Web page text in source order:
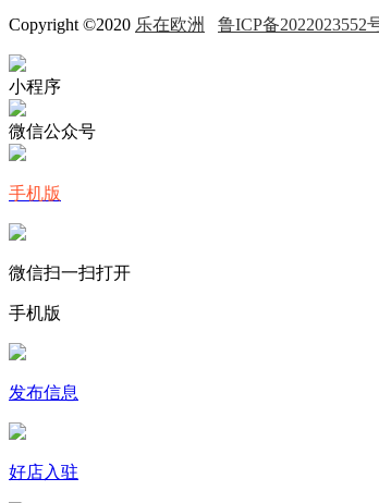
Copyright ©2020 乐在欧洲 鲁ICP备2022023552
小程序
微信公众号
手机版
微信扫一扫打开
手机版
发布信息
好店入驻